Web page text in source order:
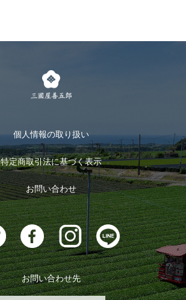
個人情報の取り扱い
特定商取引法に基づく表示
お問い合わせ
お問い合わせ先